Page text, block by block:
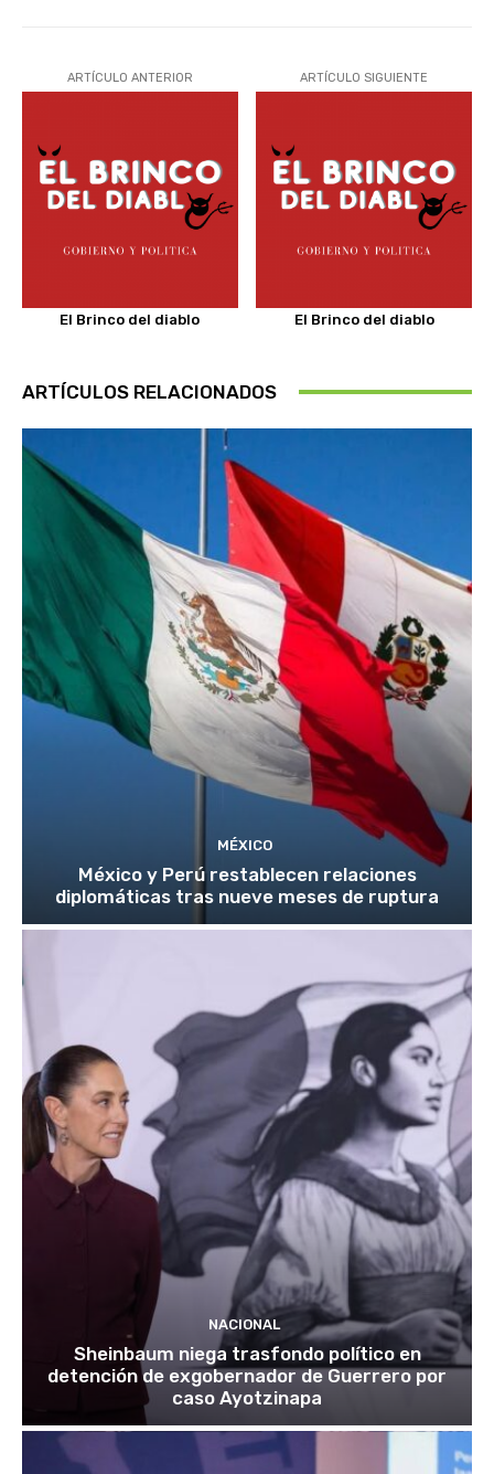
ARTÍCULO ANTERIOR
El Brinco del diablo
ARTÍCULO SIGUIENTE
El Brinco del diablo
ARTÍCULOS RELACIONADOS
MÉXICO
México y Perú restablecen relaciones
diplomáticas tras nueve meses de ruptura
NACIONAL
Sheinbaum niega trasfondo político en
detención de exgobernador de Guerrero por
caso Ayotzinapa